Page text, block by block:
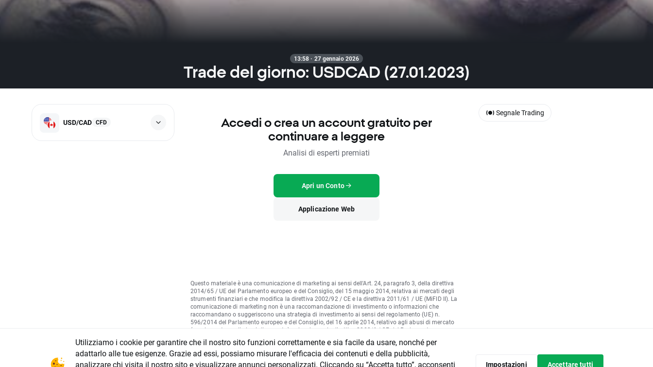
13:58 · 27 gennaio 2026
Trade del giorno: USDCAD (27.01.2023)
USD/CAD CFD
Accedi o crea un account gratuito per
continuare a leggere
Analisi di esperti premiati
Apri un Conto
Applicazione Web
Questo materiale è una comunicazione di marketing ai sensi dell'Art. 24, paragrafo 3, della direttiva
2014/65 / UE del Parlamento europeo e del Consiglio, del 15 maggio 2014, relativa ai mercati degli
strumenti finanziari e che modifica la direttiva 2002/92 / CE e la direttiva 2011/61 / UE (MiFID II). La
comunicazione di marketing non è una raccomandazione di investimento o informazioni che
raccomandano o suggeriscono una strategia di investimento ai sensi del regolamento (UE) n.
596/2014 del Parlamento europeo e del Consiglio, del 16 aprile 2014, relativo agli abusi di mercato
(regolamento sugli abusi di mercato) e che abroga la direttiva 2003/6 / CE del Parlamento europeo e
regolamento delegato (UE) 2016/958 della Commissione, del 9 marzo 2016, che integra il
regolamento UE) n. 596/2014 del Parlamento europeo e del Consiglio per quanto riguarda le norme
tecniche di regolamentazione per le disposizioni tecniche per la presentazione obiettiva di
Segnale Trading
Utilizziamo i cookie per garantire che il nostro sito funzioni correttamente e sia facile da usare, nonché per
adattarlo alle tue esigenze. Grazie ad essi, possiamo misurare l'efficacia dei contenuti e della pubblicità,
analizzare chi visita il nostro sito e visualizzare annunci personalizzati. Cliccando su “Accetta tutto”, acconsenti
Impostazioni Accettare tutti